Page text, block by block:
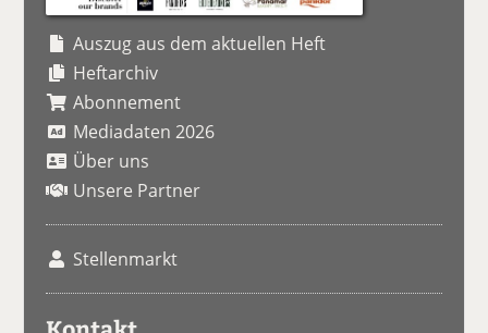
Auszug aus dem aktuellen Heft
Heftarchiv
Abonnement
Mediadaten 2026
Über uns
Unsere Partner
Stellenmarkt